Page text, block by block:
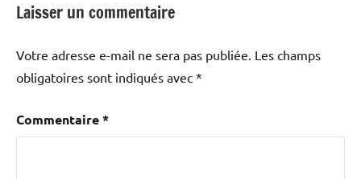
Laisser un commentaire
Votre adresse e-mail ne sera pas publiée. Les champs
obligatoires sont indiqués avec *
Commentaire*